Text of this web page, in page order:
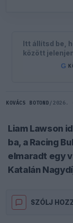
Itt állítsd be,
között
G
KOVÁCS BOTOND / 2026.
Liam Lawson
ba, a Racing
elmaradt egy
Katalán
SZÓLJ